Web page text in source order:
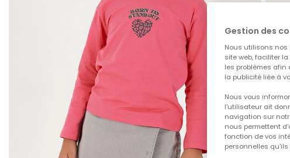
Gestion des
Nous utilisons nos
site web, faciliter
les problèmes afin
la publicité liée à
Nous vous
l'utilisateur ait
navigation sur
nous permettent
fonction de vos
personnelles